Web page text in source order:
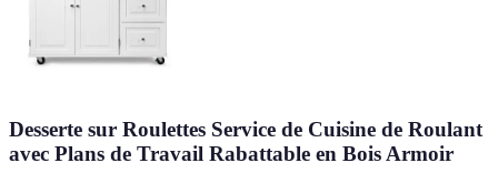
Desserte sur Roulettes Service de Cuisine de Roulant
avec Plans de Travail Rabattable en Bois Armoir